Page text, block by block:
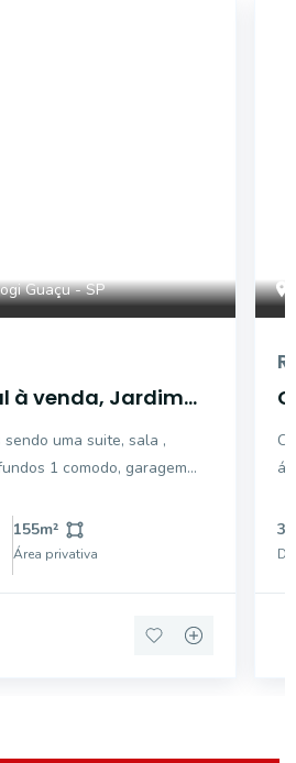
Guaçu - SP
à venda, Jardim
uma suite, sala ,
1 comodo, garagem
conhecer esse imóvel.
155m²
Área privativa
3